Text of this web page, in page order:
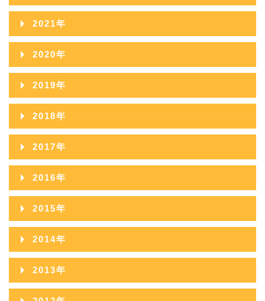
2024年10月
2024年09月
2024年08月
2024年07月
2024年06月
2024年05月
2024年03月
2024年02月
2024年01月
2023年11月
2023年10月
2023年09月
2023年08月
2023年07月
2023年06月
2023年05月
2023年03月
2023年02月
2023年01月
2022年12月
2022年11月
2022年10月
2022年09月
2022年08月
2022年07月
2022年06月
2022年05月
2022年03月
2022年02月
2022年01月
2021年
2021年12月
2021年11月
2021年10月
2021年09月
2021年08月
2021年07月
2021年06月
2021年05月
2021年03月
2021年02月
2020年
2020年12月
2020年11月
2020年10月
2020年09月
2020年08月
2020年07月
2020年06月
2020年05月
2019年
2019年12月
2019年11月
2019年10月
2019年09月
2019年08月
2019年07月
2019年06月
2019年05月
2018年
2018年12月
2018年11月
2018年10月
2018年09月
2018年08月
2018年07月
2018年06月
2017年
2017年12月
2017年11月
2017年10月
2017年09月
2017年08月
2017年07月
2016年
2016年12月
2016年11月
2016年10月
2016年09月
2015年
2015年12月
2015年11月
2015年10月
2014年
2014年12月
2014年11月
2013年
2013年12月